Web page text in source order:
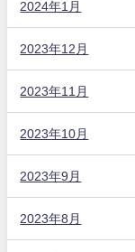
2024年1月
2023年12月
2023年11月
2023年10月
2023年9月
2023年8月